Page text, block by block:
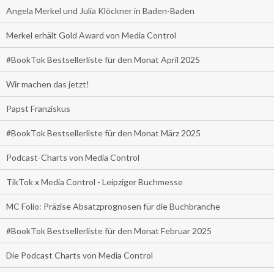
Angela Merkel und Julia Klöckner in Baden-Baden
Merkel erhält Gold Award von Media Control
#BookTok Bestsellerliste für den Monat April 2025
Wir machen das jetzt!
Papst Franziskus
#BookTok Bestsellerliste für den Monat März 2025
Podcast-Charts von Media Control
TikTok x Media Control - Leipziger Buchmesse
MC Folio: Präzise Absatzprognosen für die Buchbranche
#BookTok Bestsellerliste für den Monat Februar 2025
Die Podcast Charts von Media Control